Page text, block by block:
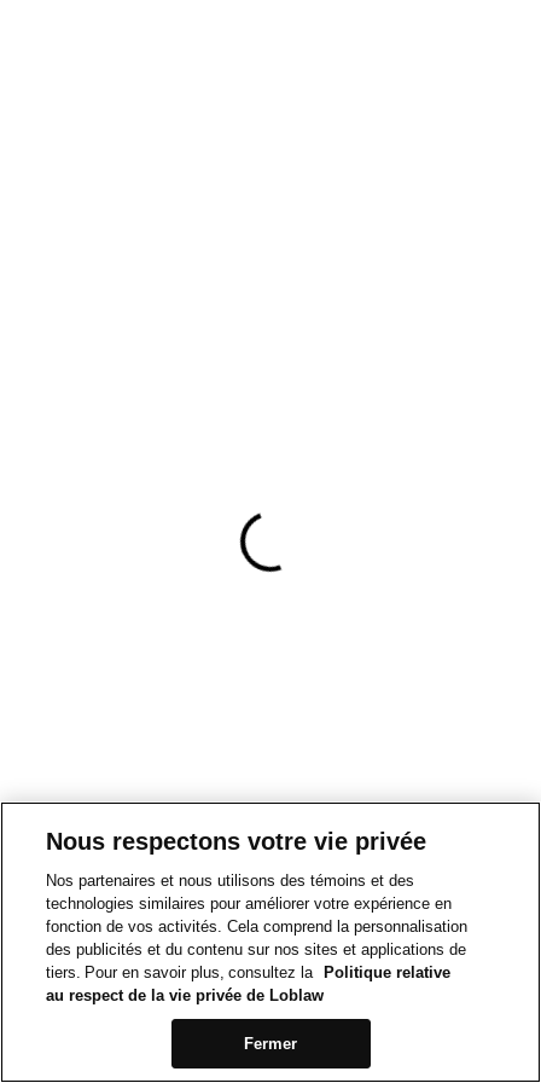
Nous respectons votre vie privée
Nos partenaires et nous utilisons des témoins et des
technologies similaires pour améliorer votre expérience en
fonction de vos activités. Cela comprend la personnalisation
des publicités et du contenu sur nos sites et applications de
tiers. Pour en savoir plus, consultez la
Politique relative
au respect de la vie privée de Loblaw
Fermer